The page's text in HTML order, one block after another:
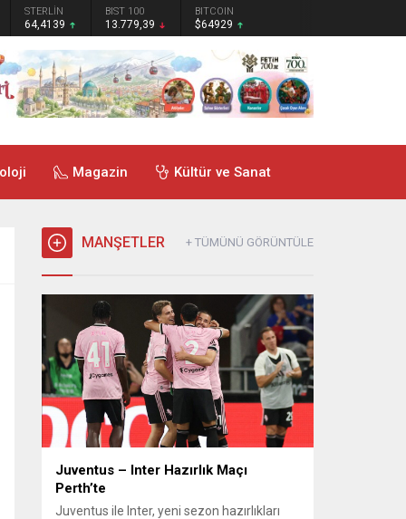
STERLİN
64,4139
BIST 100
13.779,39
BITCOIN
$64929
Magazin Kültür ve Sanat
MANŞETLER + TÜMÜNÜ GÖRÜNTÜLE
Juventus – Inter Hazırlık Maçı
Perth’te
Juventus ile Inter, yeni sezon hazırlıkları